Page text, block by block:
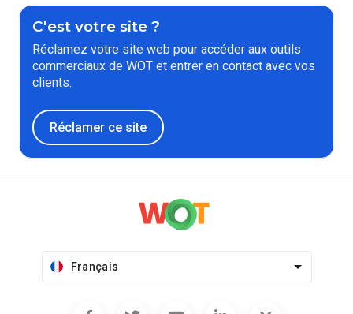
C'est votre site ?
Réclamez votre site web pour accéder aux outils
commerciaux de WOT et entrer en contact avec vos
clients.
Réclamer ce site
Français